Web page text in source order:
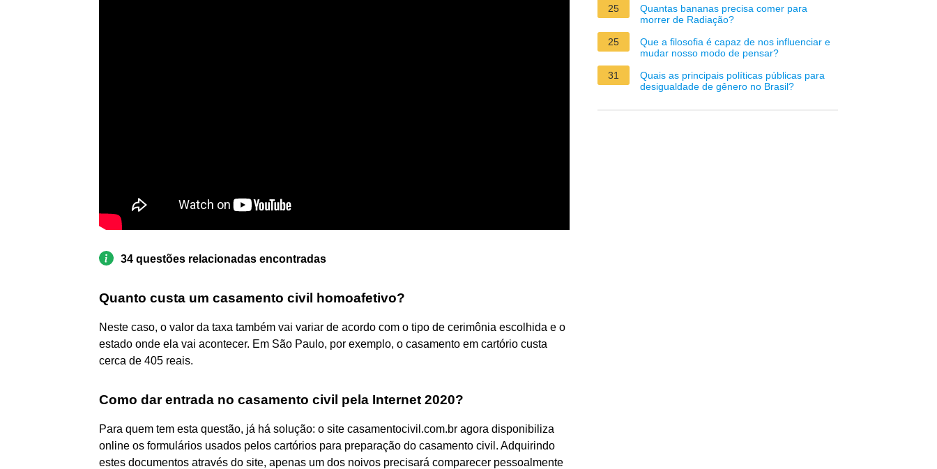
34 questões relacionadas encontradas
Quanto custa um casamento civil homoafetivo?
Neste caso, o valor da taxa também vai variar de acordo com o tipo de cerimônia escolhida e o
estado onde ela vai acontecer. Em São Paulo, por exemplo, o casamento em cartório custa
cerca de 405 reais.
Como dar entrada no casamento civil pela Internet 2020?
Para quem tem esta questão, já há solução: o site casamentocivil.com.br agora disponibiliza
online os formulários usados pelos cartórios para preparação do casamento civil. Adquirindo
estes documentos através do site, apenas um dos noivos precisará comparecer pessoalmente
25
Quantas bananas precisa comer para
morrer de Radiação?
25
Que a filosofia é capaz de nos influenciar e
mudar nosso modo de pensar?
31
Quais as principais políticas públicas para
desigualdade de gênero no Brasil?